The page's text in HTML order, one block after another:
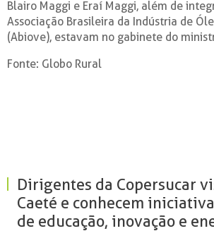
Blairo Maggi e Eraí Maggi, além de
Associação Brasileira da Indústria de
(Abiove), estavam no gabinete do
Fonte: Globo Rural
Dirigentes da Copersucar
Caeté e conhecem
de educação, inovação e